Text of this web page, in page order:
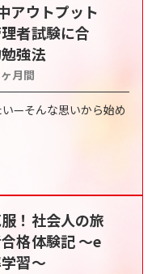
アウトプット
者試験に合
強法
ヶ月間
—そんな思いから始め
！社会人の旅
格体験記 〜e
習〜